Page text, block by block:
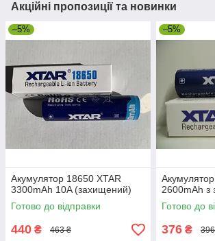
Акційні пропозиції та новинки
–5%
Акумулятор 18650 XTAR
3300mAh 10A (захищений)
Готово до відправки
440 ₴ 463 ₴
–5%
2600mAh з
Готово до
376 ₴